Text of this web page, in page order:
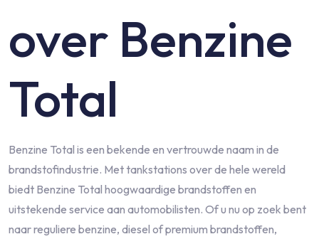
over Benzine
Total
Benzine Total is een bekende en vertrouwde naam in de
brandstofindustrie. Met tankstations over de hele wereld
biedt Benzine Total hoogwaardige brandstoffen en
uitstekende service aan automobilisten. Of u nu op zoek bent
naar reguliere benzine, diesel of premium brandstoffen,